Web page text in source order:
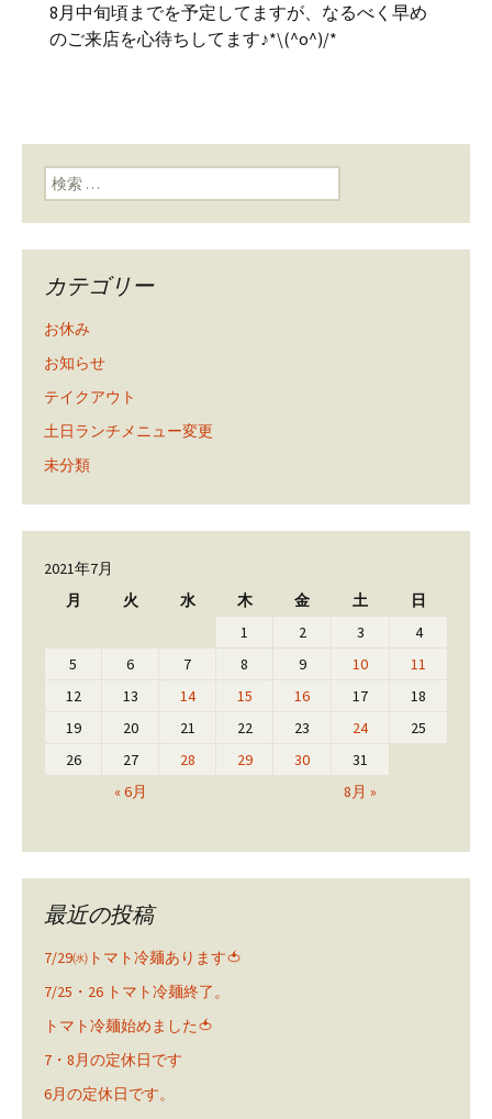
8月中旬頃までを予定してますが、なるべく早め
のご来店を心待ちしてます♪*\(^o^)/*
検索:
カテゴリー
お休み
お知らせ
テイクアウト
土日ランチメニュー変更
未分類
2021年7月
月
火 水 木 金 土 日
« 6月 8月 »
1 2 3
4
5
6 7 8 9 10
11
12
13 14 15 16 17
18
19
20 21 22 23 24
25
26
27 28 29 30 31
最近の投稿
7/29㈬トマト冷麺あります🍅
7/25・26 トマト冷麺終了。
トマト冷麺始めました🍅
7・8月の定休日です
6月の定休日です。